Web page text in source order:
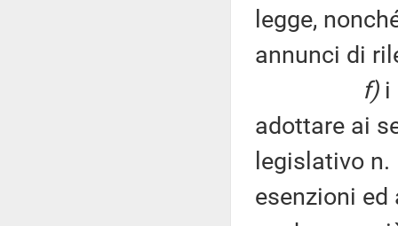
legge,
annunci di
f)i
adottare ai
legislativo
esenzioni